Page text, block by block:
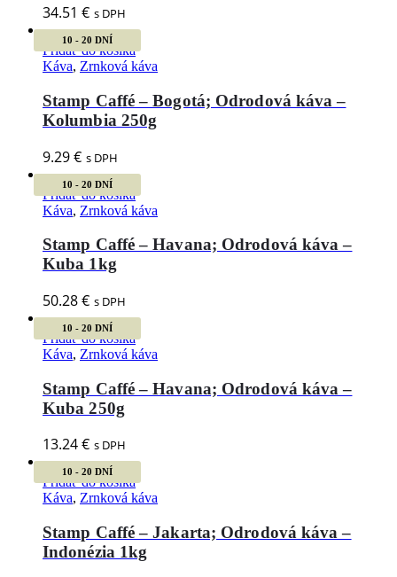
34.51€ s DPH
10 - 20 DNÍ
Pridať do košíka
Káva, Zrnková káva
Stamp Caffé – Bogotá; Odrodová káva –
Kolumbia 250g
9.29€ s DPH
10 - 20 DNÍ
Pridať do košíka
Káva, Zrnková káva
Stamp Caffé – Havana; Odrodová káva –
Kuba 1kg
50.28€ s DPH
10 - 20 DNÍ
Pridať do košíka
Káva, Zrnková káva
Stamp Caffé – Havana; Odrodová káva –
Kuba 250g
13.24€ s DPH
10 - 20 DNÍ
Pridať do košíka
Káva, Zrnková káva
Stamp Caffé – Jakarta; Odrodová káva –
Indonézia 1kg